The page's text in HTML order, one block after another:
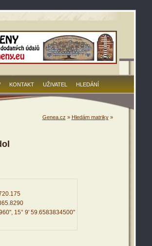
KONTAKT UŽIVATEL HLEDÁNÍ
Genea.cz » Hledám matriky»
15° 9' 59.6583834500"